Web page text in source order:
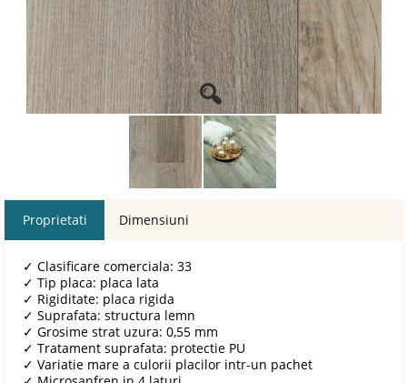
Proprietati Dimensiuni
✓ Clasificare comerciala: 33
✓ Tip placa: placa lata
✓ Rigiditate: placa rigida
✓ Suprafata: structura lemn
✓ Grosime strat uzura: 0,55 mm
✓ Tratament suprafata: protectie PU
✓ Variatie mare a culorii placilor intr-un pachet